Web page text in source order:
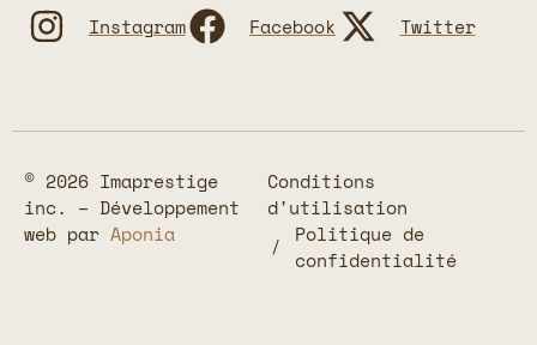
Instagram
Facebook Twitter
© 2026 Imaprestige
inc. – Développement
web par Aponia
Conditions
d'utilisation
Politique de
confidentialité